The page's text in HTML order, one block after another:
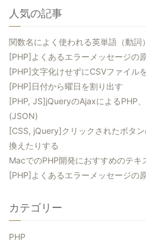
人気の記事
関数名によく使われる英単語（動詞
[PHP]よくあるエラーメッセージの
[PHP]文字化けせずにCSVファイル
[PHP]日付から曜日を割り出す
[PHP, JS]jQueryのAjaxによるPHP
(JSON)
[CSS, jQuery]クリックされたボタ
換えたりする
MacでのPHP開発におすすめのテキ
[PHP]よくあるエラーメッセージの
カテゴリー
PHP